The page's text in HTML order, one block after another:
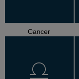
Cancer